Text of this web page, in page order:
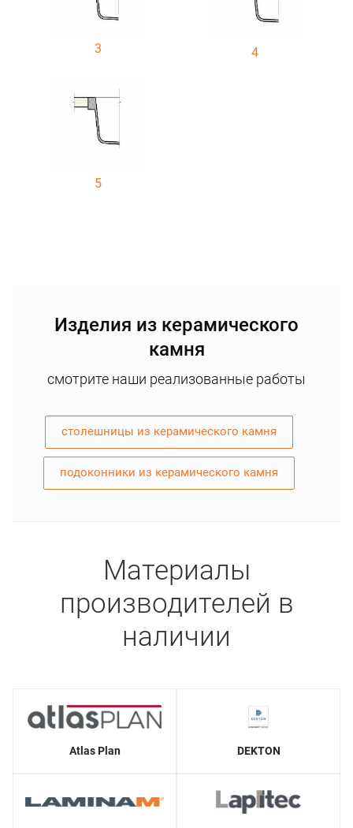
3 4
5
Изделия из керамического
камня
смотрите наши реализованные работы
столешницы из керамического камня
подоконники из керамического камня
Материалы
производителей в
наличии
Atlas Plan DEKTON